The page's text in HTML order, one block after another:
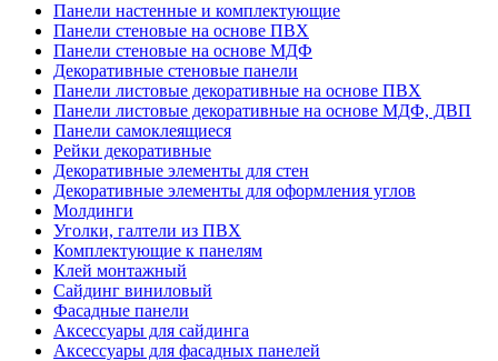
Панели настенные и комплектующие
Панели стеновые на основе ПВХ
Панели стеновые на основе МДФ
Декоративные стеновые панели
Панели листовые декоративные на основе ПВХ
Панели листовые декоративные на основе МДФ, ДВП
Панели самоклеящиеся
Рейки декоративные
Декоративные элементы для стен
Декоративные элементы для оформления углов
Молдинги
Уголки, галтели из ПВХ
Комплектующие к панелям
Клей монтажный
Сайдинг виниловый
Фасадные панели
Аксессуары для сайдинга
Аксессуары для фасадных панелей